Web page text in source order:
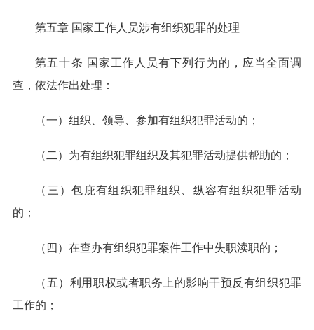
第五章 国家工作人员涉有组织犯罪的处理
第五十条 国家工作人员有下列行为的，应当全面调
查，依法作出处理：
（一）组织、领导、参加有组织犯罪活动的；
（二）为有组织犯罪组织及其犯罪活动提供帮助的；
（三）包庇有组织犯罪组织、纵容有组织犯罪活动
的；
（四）在查办有组织犯罪案件工作中失职渎职的；
（五）利用职权或者职务上的影响干预反有组织犯罪
工作的；